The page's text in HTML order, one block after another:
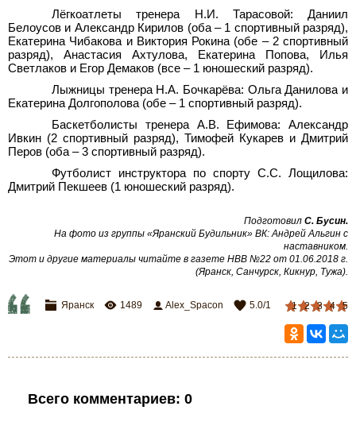
Лёгкоатлеты тренера Н.И.
Тарасовой: Даниил
Белоусов и Александр Кирилов (оба –1 спортивный разряд),
Екатерина Чибакова и Виктория Рокина (обе –2 спортивный
разряд), Анастасия Ахтулова, Екатерина Попова, Илья
Светлаков и Егор Демаков (все –1 юношеский разряд).
Лыжницы тренера Н.А. Бочкарёва: Ольга Данилова и
Екатерина Долгополова (обе – 1 спортивный разряд).
Баскетболисты тренера А.В.
Ефимова: Александр
Ивкин (2 спортивный разряд), Тимофей Кукарев и Дмитрий
Перов (оба –3 спортивный разряд).
Футболист инструктора по спорту С.С.
Лощилова:
Дмитрий Пекшеев (1 юношеский разряд).
Подготовил С. Бусин.
На фото из группы «Яранский Будильник» ВК: Андрей Альгин с
наставником.
Этот и другие материалы читайте в газете НВВ №22 от 01.06.2018 г.
(Яранск, Санчурск, Кикнур, Тужа).
1 2 3 4 5
Яранск 1489 Alex_Spacon 5.0/1
Всего комментариев: 0